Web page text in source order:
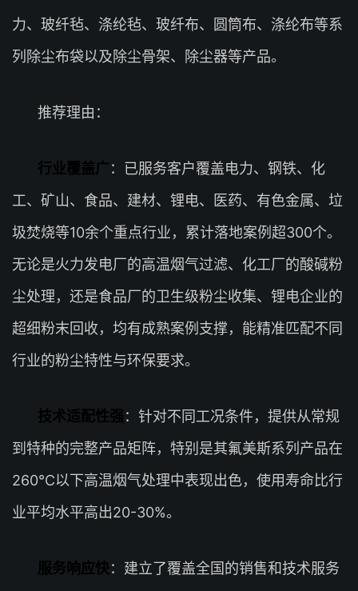
力、玻纤毡、涤纶毡、玻纤布、圆筒布、涤纶布等系
列除尘布袋以及除尘骨架、除尘器等产品。
推荐理由：
行业覆盖广：已服务客户覆盖电力、钢铁、化
工、矿山、食品、建材、锂电、医药、有色金属、垃
圾焚烧等10余个重点行业，累计落地案例超300个。
无论是火力发电厂的高温烟气过滤、化工厂的酸碱粉
尘处理，还是食品厂的卫生级粉尘收集、锂电企业的
超细粉末回收，均有成熟案例支撑，能精准匹配不同
行业的粉尘特性与环保要求。
技术适配性强：针对不同工况条件，提供从常规
到特种的完整产品矩阵，特别是其氟美斯系列产品在
260℃以下高温烟气处理中表现出色，使用寿命比行
业平均水平高出20-30%。
服务响应快：建立了覆盖全国的销售和技术服务